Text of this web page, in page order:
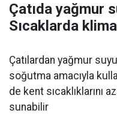
Çatıda yağmur
Sıcaklarda
Çatılardan yağmur
soğutma amacıyla
de kent sıcaklıklarını
sunabilir